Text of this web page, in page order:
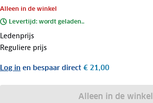
Alleen in de winkel
Levertijd: wordt geladen..
Ledenprijs
Reguliere prijs
Log in en bespaar direct € 21,00
Alleen in de winkel